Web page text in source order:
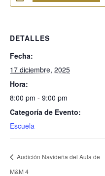
DETALLES
Fecha:
17 diciembre, 2025
Hora:
8:00 pm - 9:00 pm
Categoría de Evento:
Escuela
Audición Navideña del Aula de
M&M 4